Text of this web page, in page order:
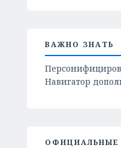
ВАЖНО ЗНАТЬ
Навигатор
ОФИЦИАЛЬНЫЕ